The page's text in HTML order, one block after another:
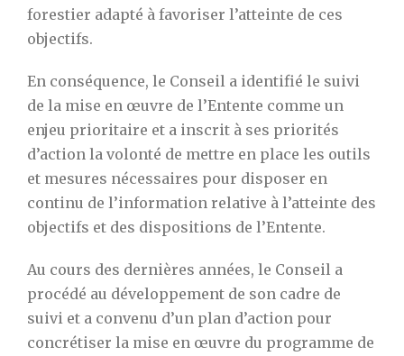
forestier adapté à favoriser l’atteinte de ces
objectifs.
En conséquence, le Conseil a identifié le suivi
de la mise en œuvre de l’Entente comme un
enjeu prioritaire et a inscrit à ses priorités
d’action la volonté de mettre en place les outils
et mesures nécessaires pour disposer en
continu de l’information relative à l’atteinte des
objectifs et des dispositions de l’Entente.
Au cours des dernières années, le Conseil a
procédé au développement de son cadre de
suivi et a convenu d’un plan d’action pour
concrétiser la mise en œuvre du programme de